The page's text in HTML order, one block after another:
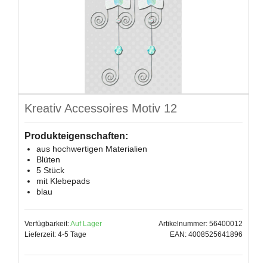
Kreativ Accessoires Motiv 12
Produkteigenschaften:
aus hochwertigen Materialien
Blüten
5 Stück
mit Klebepads
blau
Verfügbarkeit:Auf Lager
Lieferzeit: 4-5 Tage
Artikelnummer: 56400012
EAN: 4008525641896